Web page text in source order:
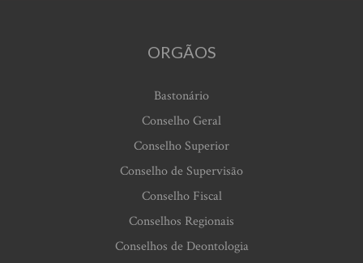
ORGÃOS
Bastonário
Conselho Geral
Conselho Superior
Conselho de Supervisão
Conselho Fiscal
Conselhos Regionais
Conselhos de Deontologia